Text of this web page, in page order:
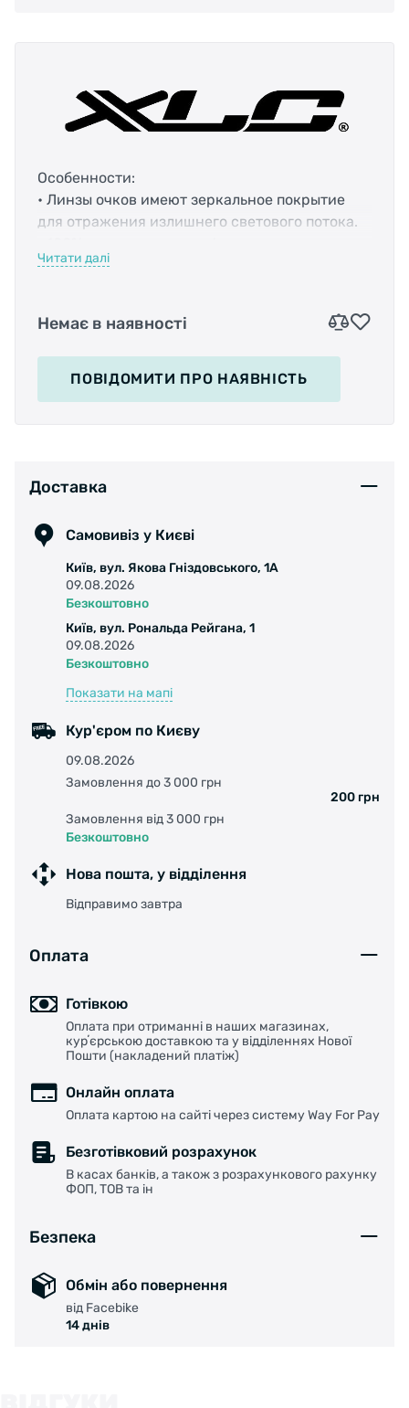
Особенности:
• Линзы очков имеют зеркальное покрытие
для отражения излишнего светового потока.
• Прорезиненные носоупоры
!Помните, что велосипедные очки – это в
первую очередь защита от механических
Читати далі
Немає в наявності
ПОВІДОМИТИ ПРО НАЯВНІСТЬ
Доставка
Самовивіз у Києві
Київ, вул. Якова Гніздовського, 1А
09.08.2026
Безкоштовно
Київ, вул. Рональда Рейгана, 1
09.08.2026
Безкоштовно
Показати на мапі
Кур'єром по Києву
09.08.2026
Замовлення до 3 000 грн
200 грн
Замовлення від 3 000 грн
Безкоштовно
Нова пошта, у відділення
Відправимо завтра
Оплата
Готівкою
Оплата при отриманні в наших магазинах,
курʼєрською доставкою та у відділеннях Нової
Пошти (накладений платіж)
Онлайн оплата
Оплата картою на сайті через систему Way For Pay
Безготівковий розрахунок
В касах банків, а також з розрахункового рахунку
ФОП, ТОВ та ін
Безпека
Обмін або повернення
від Facebike
14 днів